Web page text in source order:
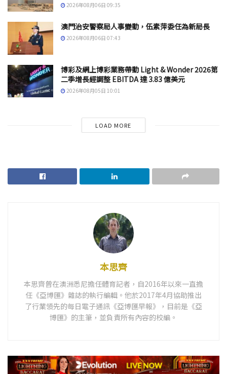
2026年08月06日 09:35
澳門治安警察局人事變動，伍素萍委任為新局長
2026年08月06日 07:43
博彩及網上博彩業務帶動 Light & Wonder 2026第
二季增長經調整 EBITDA 達 3.83 億美元
2026年08月05日 10:01
LOAD MORE
本思齊
本思齊曾在澳洲悉尼擔任體育記者，自2016年以來一直擔
任《亞博匯》雜誌的執行編輯。他於2017年4月協助推出
了行業領先的每日電子通訊《亞博匯早報》，目前是《亞
博匯》的主筆，並負責所有內容的校編。